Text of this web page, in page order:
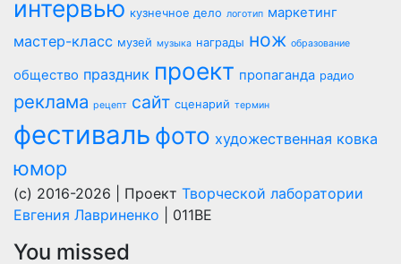
интервью кузнечное дело логотип маркетинг
мастер-класс музей музыка награды нож образование
общество праздник проект пропаганда радио
реклама рецепт сайт сценарий термин
фестиваль фото художественная ковка
юмор
(c) 2016-2026 | Проект Творческой лаборатории
Евгения Лавриненко | 011BE
You missed